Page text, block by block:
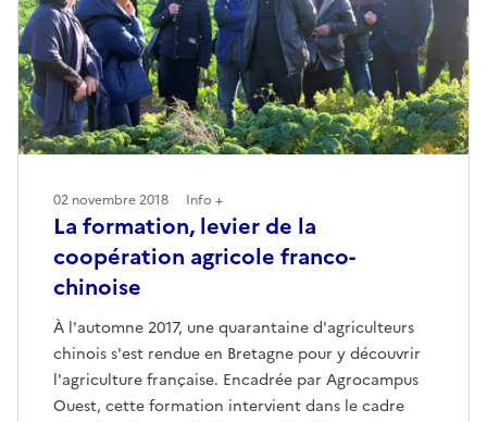
La formation, levier de la
coopération agricole franco-
chinoise
À l'automne 2017, une quarantaine d'agriculteurs
chinois s'est rendue en Bretagne pour y découvrir
l'agriculture française. Encadrée par Agrocampus
Ouest, cette formation intervient dans le cadre
02 novembre 2018 Info +